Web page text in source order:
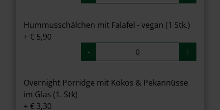
Hummusschälchen mit Falafel - vegan (1 Stk.)
+ € 5,90
-
+
Overnight Porridge mit Kokos & Pekannüsse
im Glas (1. Stk)
+ € 3,30